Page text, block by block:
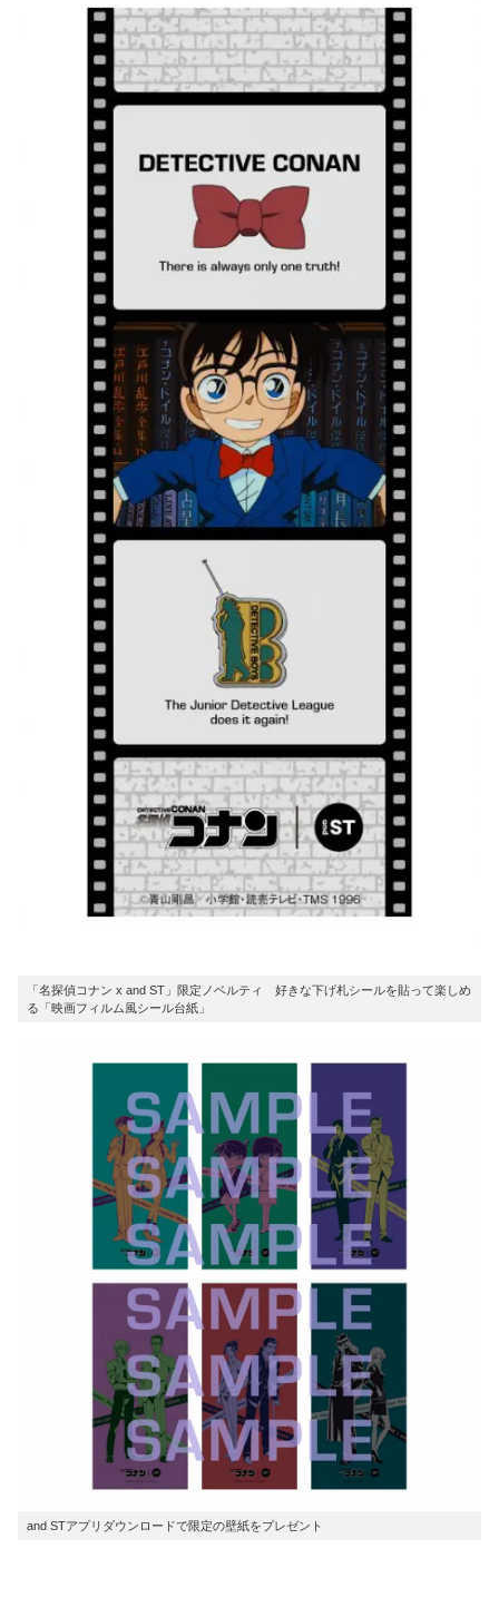
「名探偵コナン x and ST」限定ノベルティ 好きな下げ札シールを貼って楽しめ
る「映画フィルム風シール台紙」
and STアプリダウンロードで限定の壁紙をプレゼント